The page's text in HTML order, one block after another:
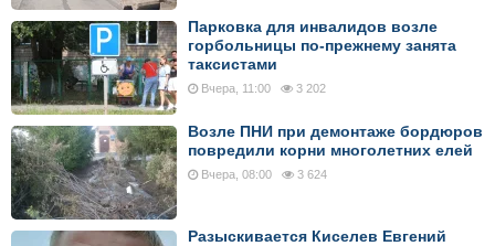
Парковка для инвалидов возле
горбольницы по-прежнему занята
таксистами
Вчера, 11:00 3 202
Возле ПНИ при демонтаже бордюров
повредили корни многолетних елей
Вчера, 08:00 3 624
Разыскивается Киселев Евгений